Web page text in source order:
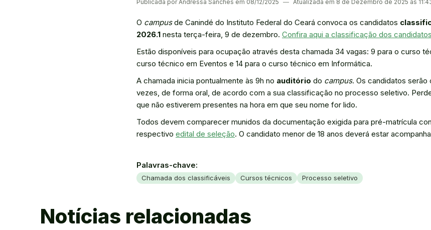
Publicada por Andressa Sanches em 08/12/2025 ― Atualizada em 8 de Dezembro de 2025 às
O campusde Canindé do Instituto Federal do Ceará convoca os candidatos
2026.1 nesta terça-feira, 9 de dezembro. Confira aqui a classificação dos
Estão disponíveis para ocupação através desta chamada 34 vagas: 9 para o curso
curso técnico em Eventos e 14 para o curso técnico em Informática.
A chamada inicia pontualmente às 9h no auditório do campus. Os candidatos serão
vezes, de forma oral, de acordo com a sua classificação no processo seletivo.
que não estiverem presentes na hora em que seu nome for lido.
Todos devem comparecer munidos da documentação exigida para pré-matrícula
respectivo edital de seleção. O candidato menor de 18 anos deverá estar
Palavras-chave:
Chamada dos classificáveis Cursos técnicos Processo seletivo
Notícias relacionadas